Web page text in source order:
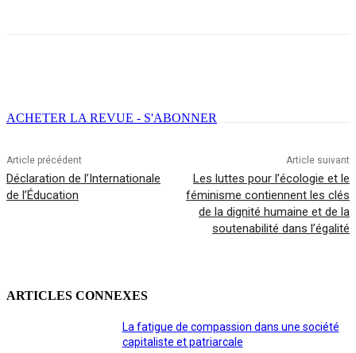
ACHETER LA REVUE - S'ABONNER
Article précédent
Déclaration de l’Internationale
de l’Éducation
Article suivant
Les luttes pour l’écologie et le
féminisme contiennent les clés
de la dignité humaine et de la
soutenabilité dans l’égalité
ARTICLES CONNEXES
La fatigue de compassion dans une société
capitaliste et patriarcale